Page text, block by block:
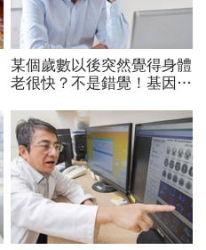
某個歲數以後突然覺得身體
老很快？不是錯覺！基因醫
崖式衰老」，6招延緩老化